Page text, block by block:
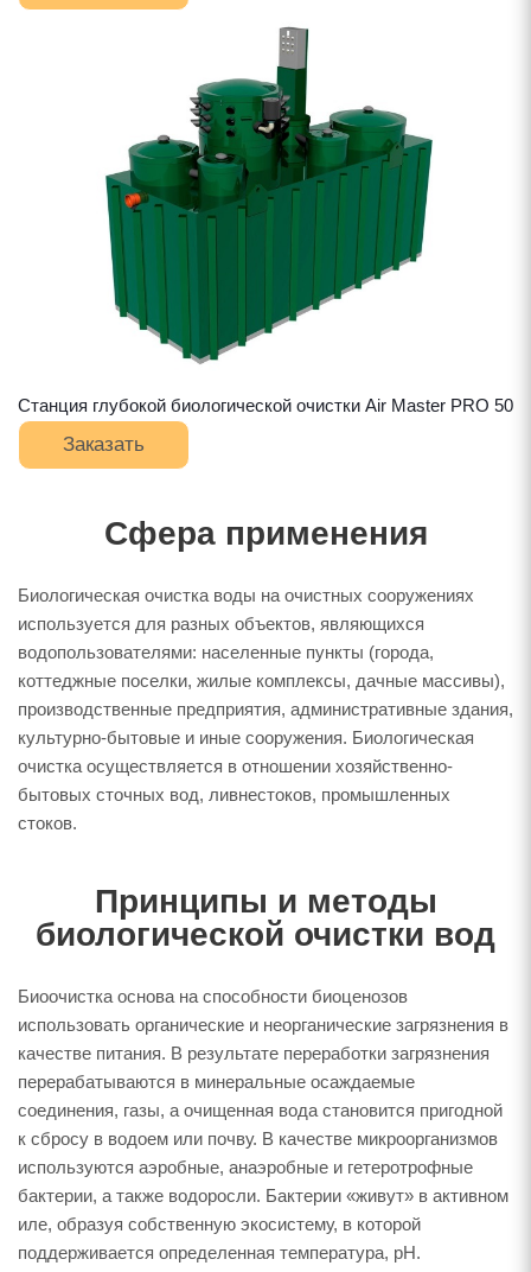
Станция глубокой биологической очистки Air Master PRO 50
Заказать
Сфера применения
Биологическая очистка воды на очистных сооружениях
используется для разных объектов, являющихся
водопользователями: населенные пункты (города,
коттеджные поселки, жилые комплексы, дачные массивы),
производственные предприятия, административные здания,
культурно-бытовые и иные сооружения. Биологическая
очистка осуществляется в отношении хозяйственно-
бытовых сточных вод, ливнестоков, промышленных
стоков.
Принципы и методы
биологической очистки вод
Биоочистка основа на способности биоценозов
использовать органические и неорганические загрязнения в
качестве питания. В результате переработки загрязнения
перерабатываются в минеральные осаждаемые
соединения, газы, а очищенная вода становится пригодной
к сбросу в водоем или почву. В качестве микроорганизмов
используются аэробные, анаэробные и гетеротрофные
бактерии, а также водоросли. Бактерии «живут» в активном
иле, образуя собственную экосистему, в которой
поддерживается определенная температура, рН.